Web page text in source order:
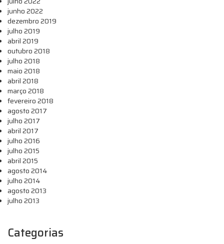
junho 2022
dezembro 2019
julho 2019
abril 2019
outubro 2018
julho 2018
maio 2018
abril 2018
março 2018
fevereiro 2018
agosto 2017
julho 2017
abril 2017
julho 2016
julho 2015
abril 2015
agosto 2014
julho 2014
agosto 2013
julho 2013
Categorias